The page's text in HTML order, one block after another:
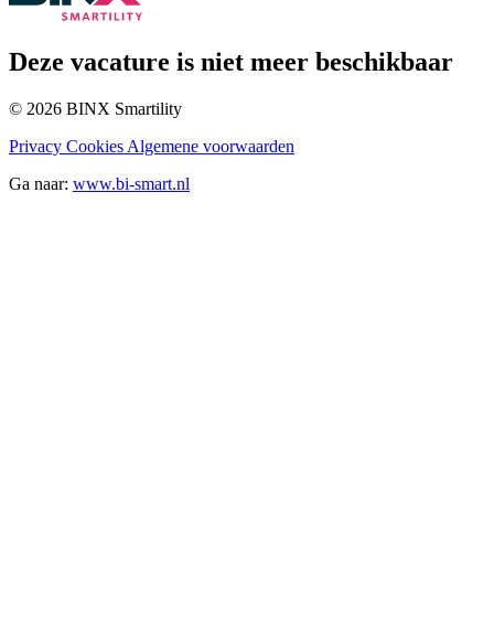
Deze vacature is niet meer beschikbaar
© 2026 BINX Smartility
Privacy Cookies Algemene voorwaarden
Ga naar: www.bi-smart.nl